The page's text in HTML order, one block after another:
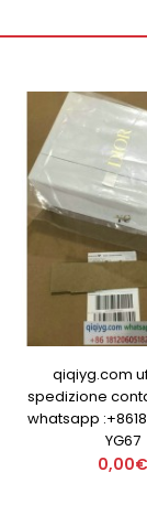
qiqiyg.com
spedizione
whatsapp
YG67
0,00€